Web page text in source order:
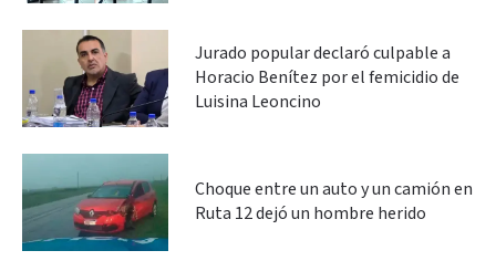
Jurado popular declaró culpable a
Horacio Benítez por el femicidio de
Luisina Leoncino
Choque entre un auto y un camión en
Ruta 12 dejó un hombre herido